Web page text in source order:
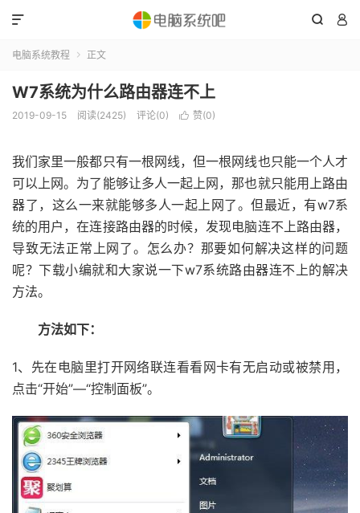
 

电脑系统教程  正文
W7系统为什么路由器连不上
2019-09-15 阅读(2425) 评论(0)  赞(0)
我们家里一般都只有一根网线，但一根网线也只能一个人才
可以上网。为了能够让多人一起上网，那也就只能用上路由
器了，这么一来就能够多人一起上网了。但最近，有w7系
统的用户，在连接路由器的时候，发现电脑连不上路由器，
导致无法正常上网了。怎么办？那要如何解决这样的问题
呢？下载小编就和大家说一下w7系统路由器连不上的解决
方法。
方法如下：
1、先在电脑里打开网络联连看看网卡有无启动或被禁用，
点击“开始”—“控制面板”。